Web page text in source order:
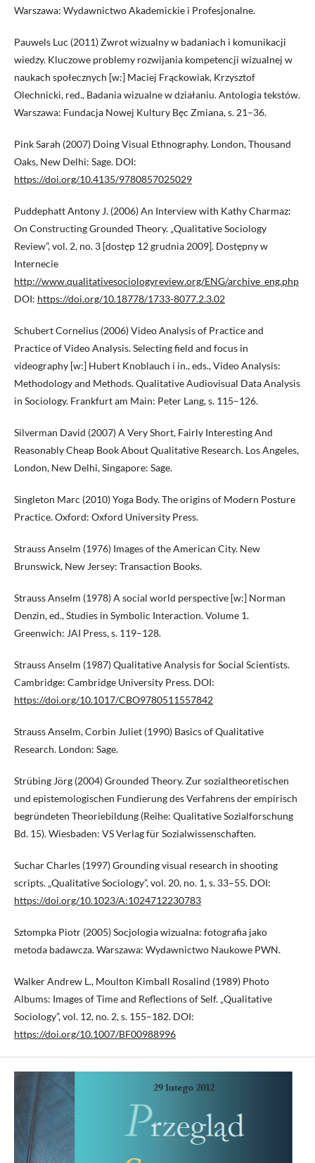
Warszawa: Wydawnictwo Akademickie i Profesjonalne.
Pauwels Luc (2011) Zwrot wizualny w badaniach i komunikacji
wiedzy. Kluczowe problemy rozwijania kompetencji wizualnej w
naukach społecznych [w:] Maciej Frąckowiak, Krzysztof
Olechnicki, red., Badania wizualne w działaniu. Antologia tekstów.
Warszawa: Fundacja Nowej Kultury Bęc Zmiana, s. 21–36.
Pink Sarah (2007) Doing Visual Ethnography. London, Thousand
Oaks, New Delhi: Sage. DOI:
https://doi.org/10.4135/9780857025029
Puddephatt Antony J. (2006) An Interview with Kathy Charmaz:
On Constructing Grounded Theory. „Qualitative Sociology
Review”, vol. 2, no. 3 [dostęp 12 grudnia 2009]. Dostępny w
Internecie
http://www.qualitativesociologyreview.org/ENG/archive_eng.php
DOI: https://doi.org/10.18778/1733-8077.2.3.02
Schubert Cornelius (2006) Video Analysis of Practice and
Practice of Video Analysis. Selecting field and focus in
videography [w:] Hubert Knoblauch i in., eds., Video Analysis:
Methodology and Methods. Qualitative Audiovisual Data Analysis
in Sociology. Frankfurt am Main: Peter Lang, s. 115–126.
Silverman David (2007) A Very Short, Fairly Interesting And
Reasonably Cheap Book About Qualitative Research. Los Angeles,
London, New Delhi, Singapore: Sage.
Singleton Marc (2010) Yoga Body. The origins of Modern Posture
Practice. Oxford: Oxford University Press.
Strauss Anselm (1976) Images of the American City. New
Brunswick, New Jersey: Transaction Books.
Strauss Anselm (1978) A social world perspective [w:] Norman
Denzin, ed., Studies in Symbolic Interaction. Volume 1.
Greenwich: JAI Press, s. 119–128.
Strauss Anselm (1987) Qualitative Analysis for Social Scientists.
Cambridge: Cambridge University Press. DOI:
https://doi.org/10.1017/CBO9780511557842
Strauss Anselm, Corbin Juliet (1990) Basics of Qualitative
Research. London: Sage.
Strübing Jörg (2004) Grounded Theory. Zur sozialtheoretischen
und epistemologischen Fundierung des Verfahrens der empirisch
begründeten Theoriebildung (Reihe: Qualitative Sozialforschung
Bd. 15). Wiesbaden: VS Verlag für Sozialwissenschaften.
Suchar Charles (1997) Grounding visual research in shooting
scripts. „Qualitative Sociology”, vol. 20, no. 1, s. 33–55. DOI:
https://doi.org/10.1023/A:1024712230783
Sztompka Piotr (2005) Socjologia wizualna: fotografia jako
metoda badawcza. Warszawa: Wydawnictwo Naukowe PWN.
Walker Andrew L., Moulton Kimball Rosalind (1989) Photo
Albums: Images of Time and Reflections of Self. „Qualitative
Sociology”, vol. 12, no. 2, s. 155–182. DOI:
https://doi.org/10.1007/BF00988996